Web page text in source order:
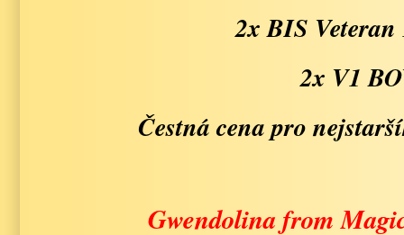
2x BIS Veteran
2x V1
Čestná cena pro
Gwendolina from